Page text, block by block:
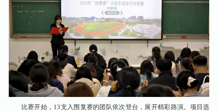
比赛开始，13支入围复赛的团队依次登台，展开精彩路演。项目选